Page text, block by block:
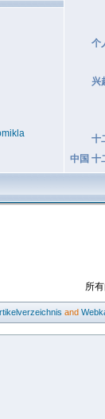
个
兴
十
中国 十
所
and